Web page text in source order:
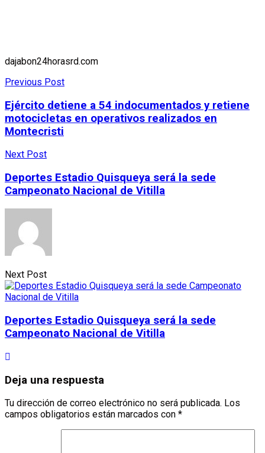
dajabon24horasrd.com
Previous Post
Ejército detiene a 54 indocumentados y retiene
motocicletas en operativos realizados en
Montecristi
Next Post
Deportes Estadio Quisqueya será la sede
Campeonato Nacional de Vitilla
Next Post
Deportes Estadio Quisqueya será la sede
Campeonato Nacional de Vitilla
Deja una respuesta
Tu dirección de correo electrónico no será publicada. Los
campos obligatorios están marcados con *